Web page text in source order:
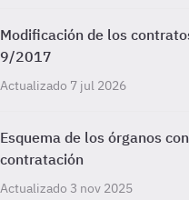
Modificación de los
9/2017
Actualizado 7 jul 2026
Esquema de los órganos
contratación
Actualizado 3 nov 2025